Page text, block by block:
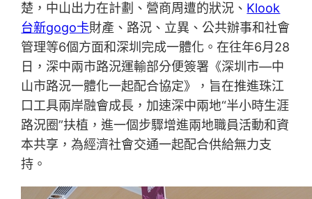
楚，中山出力在計劃、營商周遭的狀況、 Klook
台新gogo卡財產、路況、立異、公共辦事和社會
管理等6個方面和深圳完成一體化。在往年6月28
日，深中兩市路況運輸部分便簽署《深圳市—中
山市路況一體化一起配合協定》，旨在推進珠江
口工具兩岸融會成長，加速深中兩地“半小時生涯
路況圈”扶植，進一個步驟增進兩地職員活動和資
本共享，為經濟社會交通一起配合供給無力支
持。